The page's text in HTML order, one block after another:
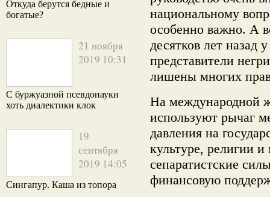
Откуда берутся бедные и
богатые?
21 ноября
2019 10:31
С буржуазной псевдонауки
хоть диалектики клок
19
сентября
2019 14:05
Сингапур. Каша из топора
национальному
особенно важно. А
десятков лет назад
представители
лишены многих
На международной
используют рычаг
давления на
культуре, религии
сепаратистские
финансовую